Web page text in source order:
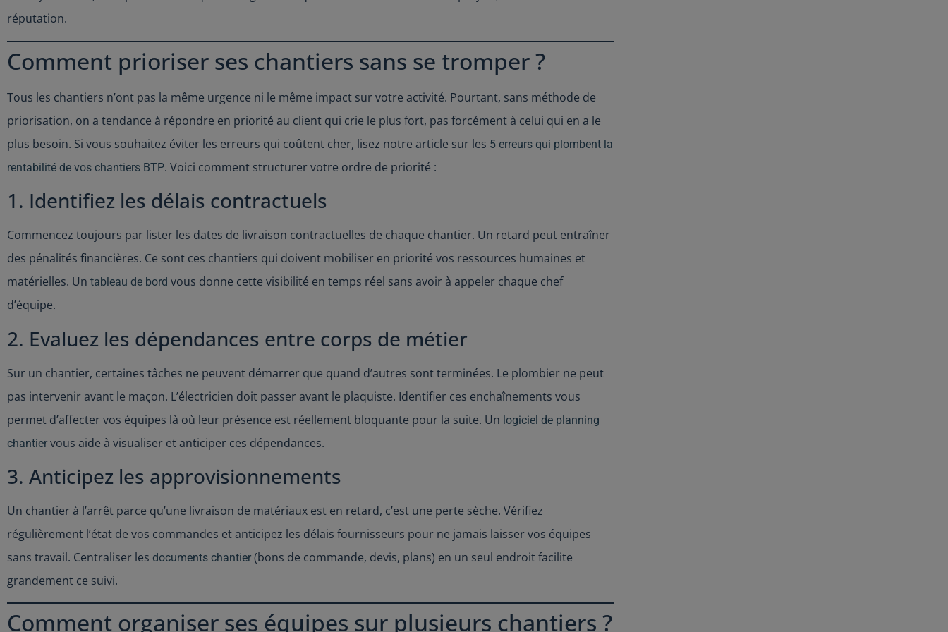
réputation.
Comment prioriser ses chantiers sans se tromper ?
Tous les chantiers n’ont pas la même urgence ni le même impact sur votre activité. Pourtant, sans méthode de
priorisation, on a tendance à répondre en priorité au client qui crie le plus fort, pas forcément à celui qui en a le
plus besoin. Si vous souhaitez éviter les erreurs qui coûtent cher, lisez notre article sur les 5 erreurs qui plombent la
rentabilité de vos chantiers BTP. Voici comment structurer votre ordre de priorité :
1. Identifiez les délais contractuels
Commencez toujours par lister les dates de livraison contractuelles de chaque chantier. Un retard peut entraîner
des pénalités financières. Ce sont ces chantiers qui doivent mobiliser en priorité vos ressources humaines et
matérielles. Un tableau de bord vous donne cette visibilité en temps réel sans avoir à appeler chaque chef
d’équipe.
2. Evaluez les dépendances entre corps de métier
Sur un chantier, certaines tâches ne peuvent démarrer que quand d’autres sont terminées. Le plombier ne peut
pas intervenir avant le maçon. L’électricien doit passer avant le plaquiste. Identifier ces enchaînements vous
permet d’affecter vos équipes là où leur présence est réellement bloquante pour la suite. Un logiciel de planning
chantier vous aide à visualiser et anticiper ces dépendances.
3. Anticipez les approvisionnements
Un chantier à l’arrêt parce qu’une livraison de matériaux est en retard, c’est une perte sèche. Vérifiez
régulièrement l’état de vos commandes et anticipez les délais fournisseurs pour ne jamais laisser vos équipes
sans travail. Centraliser les documents chantier (bons de commande, devis, plans) en un seul endroit facilite
grandement ce suivi.
Comment organiser ses équipes sur plusieurs chantiers ?